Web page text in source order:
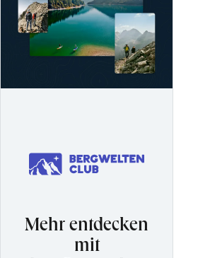
Mehr entdecken
mit